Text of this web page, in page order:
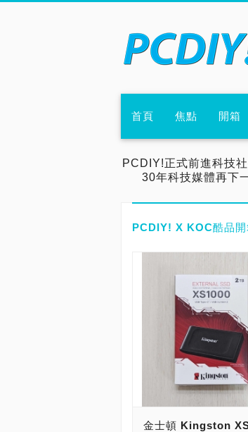
首頁 焦點 開箱
PCDIY!正式前進科技社
30年科技媒體再下
PCDIY! X KOC酷品開
金士頓 Kingston